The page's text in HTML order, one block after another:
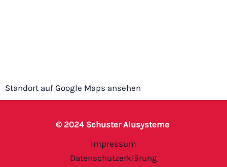
Standort auf Google Maps ansehen
© 2024 Schuster Alusysteme
Impressum
Datenschutzerklärung